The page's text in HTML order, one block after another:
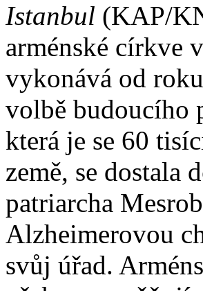
Istanbul (KAP/
arménské církve
vykonává od
volbě budoucího
která je se 60
země, se dostala
patriarcha
Alzheimerovou
svůj úřad.